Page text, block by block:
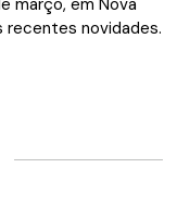
março, em Nova
recentes novidades.